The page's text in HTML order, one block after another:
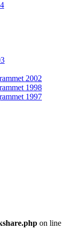
2002
1998
1997
on line